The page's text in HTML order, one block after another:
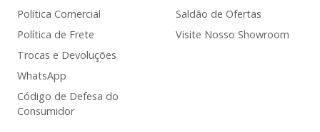
Política Comercial
Política de Frete
Trocas e Devoluções
WhatsApp
Código de Defesa do
Consumidor
Saldão de Ofertas
Visite Nosso Showroom